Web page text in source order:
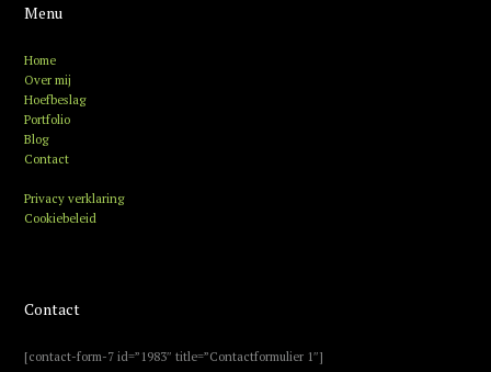
Menu
Home
Over mij
Hoefbeslag
Portfolio
Blog
Contact
Privacy verklaring
Cookiebeleid
Contact
[contact-form-7 id=”1983″ title=”Contactformulier 1″]